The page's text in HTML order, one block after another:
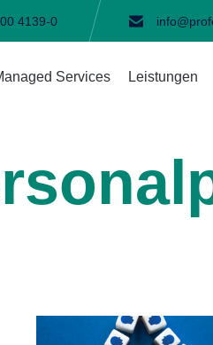
4139-0
Services Leistungen